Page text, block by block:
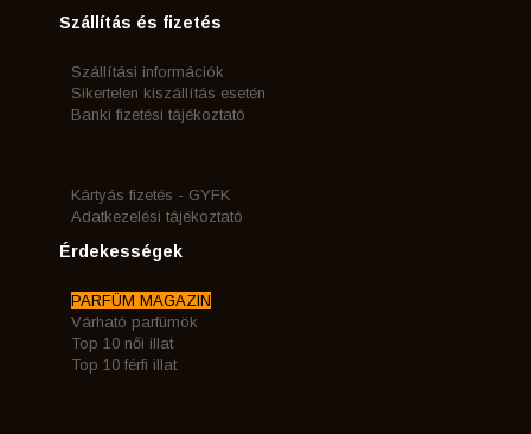
Szállítás és fizetés
Szállítási információk
Sikertelen kiszállítás esetén
Banki fizetési tájékoztató
Kártyás fizetés - GYFK
Adatkezelési tájékoztató
Érdekességek
PARFÜM MAGAZIN
Várható parfümök
Top 10 női illat
Top 10 férfi illat